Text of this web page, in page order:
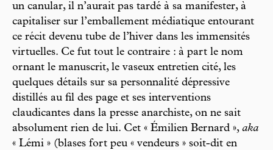
un canular, il n’aurait pas tardé à sa manifester, à
capitaliser sur l’emballement médiatique entourant
ce récit devenu tube de l’hiver dans les immensités
virtuelles. Ce fut tout le contraire : à part le nom
ornant le manuscrit, le vaseux entretien cité, les
quelques détails sur sa personnalité dépressive
distillés au fil des page et ses interventions
claudicantes dans la presse anarchiste, on ne sait
absolument rien de lui. Cet « Émilien Bernard », aka
« Lémi » (blases fort peu « vendeurs » soit-dit en